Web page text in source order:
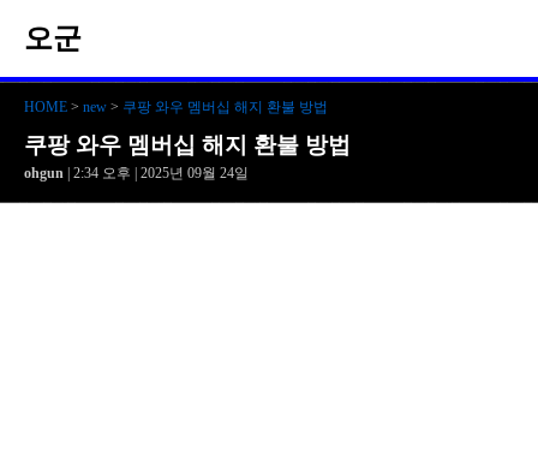
오군
HOME > new > 쿠팡 와우 멤버십 해지 환불 방법
쿠팡 와우 멤버십 해지 환불 방법
ohgun | 2:34 오후 | 2025년 09월 24일